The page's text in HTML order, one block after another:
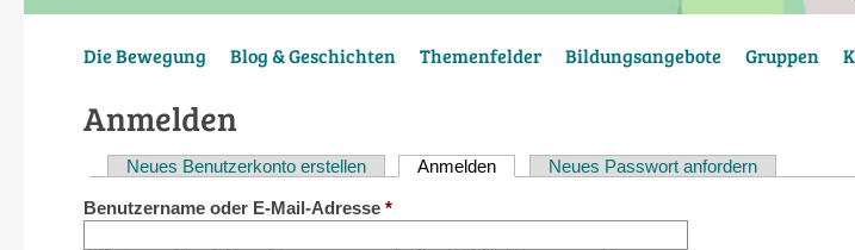
Die Bewegung Blog & Geschichten Themenfelder Bildungsangebote Gruppen
Anmelden
Haupt-
Reiter
Neues Benutzerkonto erstellen Anmelden (aktiver Reiter)
Neues Passwort anfordern
Benutzername oder E-Mail-Adresse *